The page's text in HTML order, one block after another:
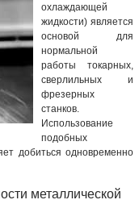
охлаждающей
жидкости) является
основой для
нормальной
работы токарных,
сверлильных и
фрезерных
станков.
Использование
подобных
добиться одновременно
металлической